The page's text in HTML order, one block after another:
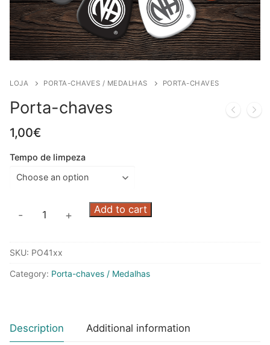
LOJA PORTA-CHAVES / MEDALHAS PORTA-CHAVES
Porta-chaves
1,00€
Tempo de limpeza
- + Add to cart
SKU: PO41xx
Category: Porta-chaves / Medalhas
Description Additional information